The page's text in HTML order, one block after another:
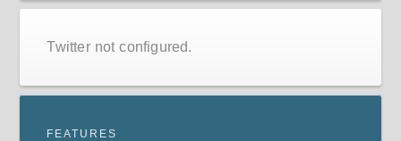
Twitter not configured.
FEATURES